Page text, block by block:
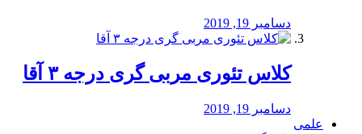
دسامبر 19, 2019
کلاس تئوری مربی گری درجه ۳ آقا
دسامبر 19, 2019
علمی